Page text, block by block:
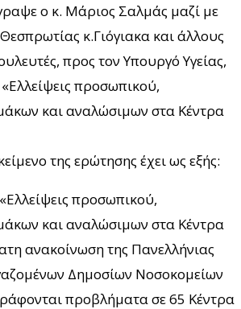
ο κ. Μάριος Σαλμάς μαζί με
κ.Γιόγιακα και άλλους
προς τον Υπουργό Υγείας,
προσωπικού,
και αναλώσιμων στα Κέντρα
της ερώτησης έχει ως εξής:
προσωπικού,
και αναλώσιμων στα Κέντρα
ανακοίνωση της Πανελλήνιας
Δημοσίων Νοσοκομείων
προβλήματα σε 65 Κέντρα